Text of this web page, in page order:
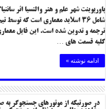
پاورپوینت شهر علم و هنر والنسیا اثر
شامل ۳۶ اسلاید معماری است که
ترجمه و تدوین شده است. این فایل معماری
کلیه قسمت های …
ادامه نوشته »
در صورتیکه از موتورهای جستجوگر